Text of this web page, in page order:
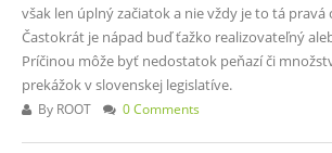
však len úplný začiatok a nie vždy je to tá pravá
Častokrát je nápad buď ťažko realizovateľný
Príčinou môže byť nedostatok peňazí či
prekážok v slovenskej legislatíve.
By ROOT 0 Comments